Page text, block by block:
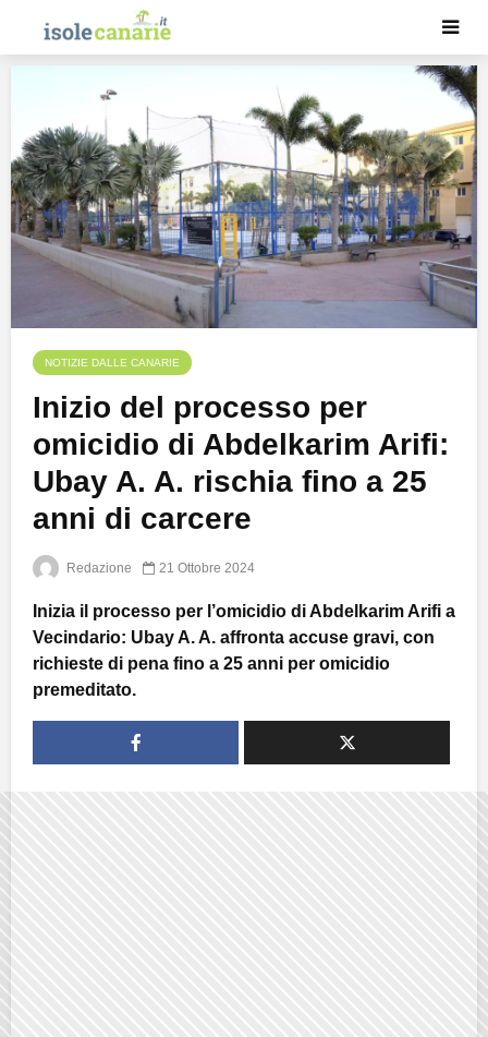
NOTIZIE DALLE CANARIE
Inizio del processo per
omicidio di Abdelkarim Arifi:
Ubay A. A. rischia fino a 25
anni di carcere
Redazione 21 Ottobre 2024
Inizia il processo per l’omicidio di Abdelkarim Arifi a
Vecindario: Ubay A. A. affronta accuse gravi, con
richieste di pena fino a 25 anni per omicidio
premeditato.